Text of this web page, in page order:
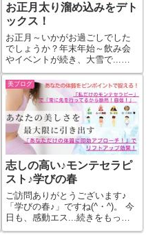
お正月太り溜め込みをデト
ックス！
お正月～いかがお過ごしでした
でしょうか？年末年始～飲み会
やイベントが続き、大雪で...続
きをもっと見る
美ブログ
志しの高い♪モンテセラピ
スト♪学びの春
ご訪問ありがとうございます♪
「学びの春♪」ですね(^・^)。 今
日も、感動エス...続きをもっと
見る